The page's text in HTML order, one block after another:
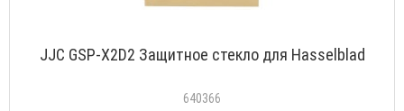
JJC GSP-X2D2 Защитное стекло для Hasselblad
640366